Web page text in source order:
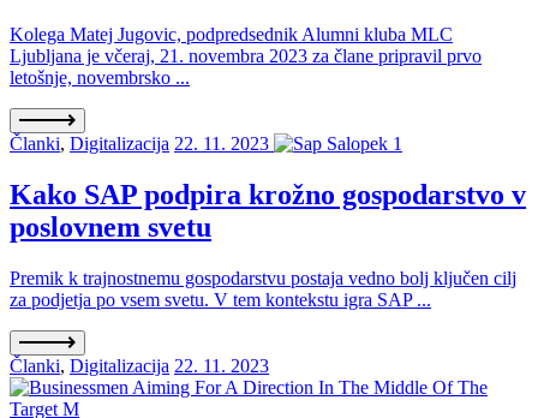
Kolega Matej Jugovic, podpredsednik Alumni kluba MLC
Ljubljana je včeraj, 21. novembra 2023 za člane pripravil prvo
letošnje, novembrsko ...
Članki, Digitalizacija 22. 11. 2023
Kako SAP podpira krožno gospodarstvo v
poslovnem svetu
Premik k trajnostnemu gospodarstvu postaja vedno bolj ključen cilj
za podjetja po vsem svetu. V tem kontekstu igra SAP ...
Članki, Digitalizacija 22. 11. 2023